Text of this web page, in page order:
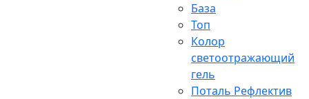
База
Топ
Колор
светоотражающий
гель
Поталь Рефлектив